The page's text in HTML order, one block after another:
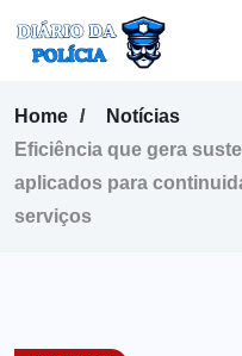
Home
Notícias
Eficiência que gera
aplicados para
serviços